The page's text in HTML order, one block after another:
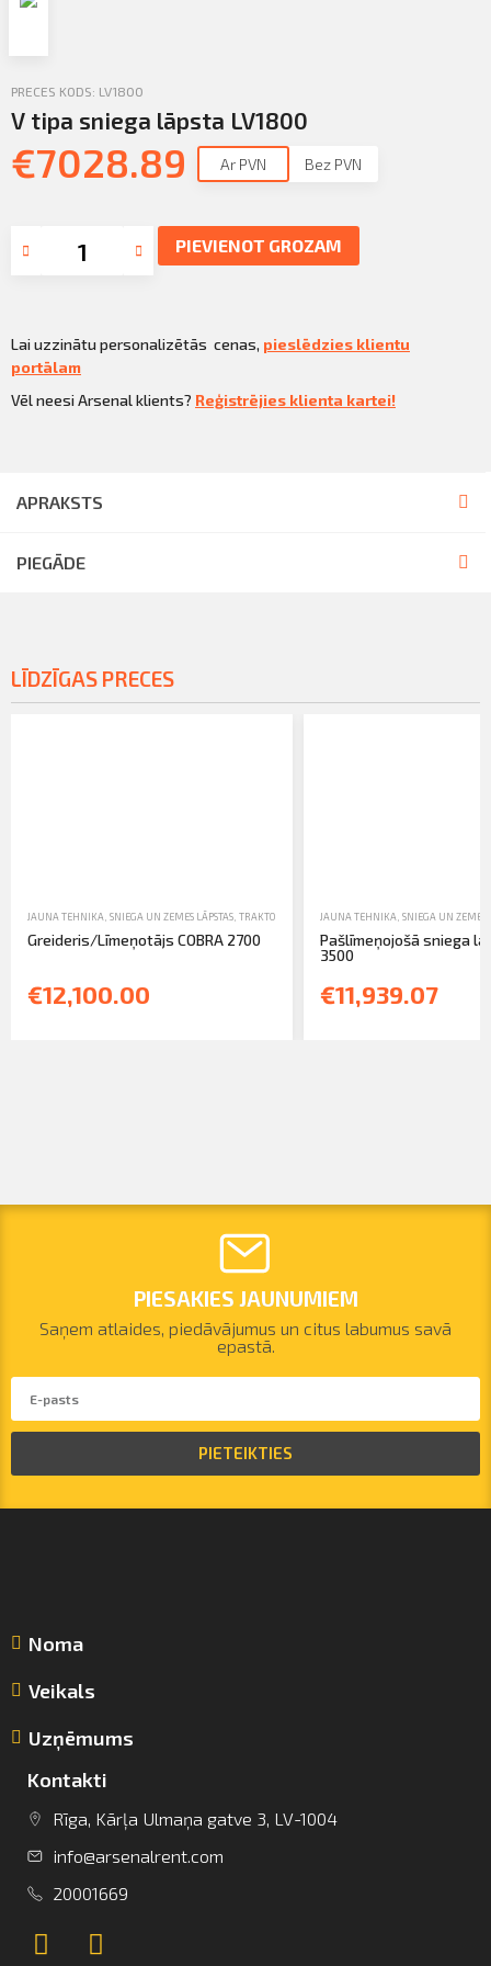
info@arsenalrent.com
+37120001669
Sazināties
Iziet
PRECES KODS: LV1800
V tipa sniega lāpsta LV1800
€7028.89 Ar PVN Bez PVN
PIEVIENOT GROZAM
Lai uzzinātu personalizētās cenas, pieslēdzies klientu
portālam
Vēl neesi Arsenal klients? Reģistrējies klienta kartei!
APRAKSTS
PIEGĀDE
LĪDZĪGAS PRECES
JAUNA TEHNIKA SNIEGA UN ZEMES LĀPSTAS TRAKTORTEHNIKAS UZKARES UN APRĪKOJUMS
Greideris/Līmeņotājs COBRA 2700
€12,100.00
JAUNA TEHNIKA SNIEGA UN ZEMES
Pašlīmeņojošā sniega
3500
€11,939.07
PIESAKIES JAUNUMIEM
Saņem atlaides, piedāvājumus un citus labumus savā
epastā.
PIETEIKTIES
Noma
Veikals
Uzņēmums
Kontakti
Rīga, Kārļa Ulmaņa gatve 3, LV-1004
info@arsenalrent.com
20001669